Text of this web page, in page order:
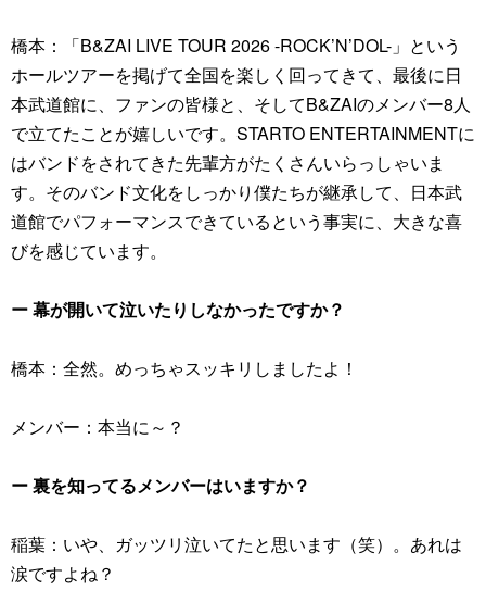
橋本：「B&ZAI LIVE TOUR 2026 -ROCK’N’DOL-」という
ホールツアーを掲げて全国を楽しく回ってきて、最後に日
本武道館に、ファンの皆様と、そしてB&ZAIのメンバー8人
で立てたことが嬉しいです。STARTO ENTERTAINMENTに
はバンドをされてきた先輩方がたくさんいらっしゃいま
す。そのバンド文化をしっかり僕たちが継承して、日本武
道館でパフォーマンスできているという事実に、大きな喜
びを感じています。
ー 幕が開いて泣いたりしなかったですか？
橋本：全然。めっちゃスッキリしましたよ！
メンバー：本当に～？
ー 裏を知ってるメンバーはいますか？
稲葉：いや、ガッツリ泣いてたと思います（笑）。あれは
涙ですよね？